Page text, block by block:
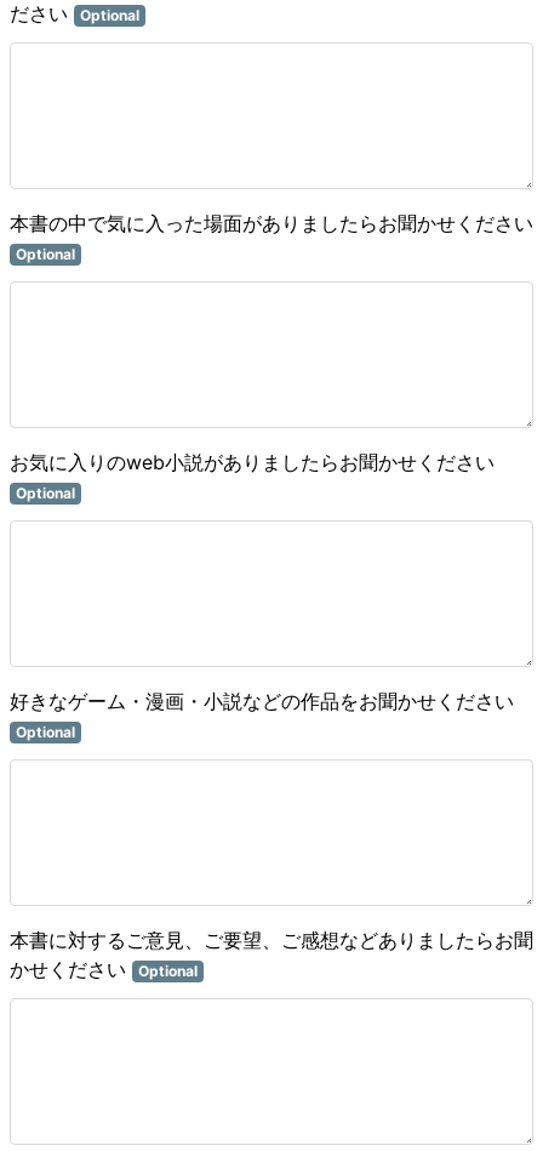
ださい
Optional
本書の中で気に入った場面がありましたらお聞かせください
Optional
お気に入りのweb小説がありましたらお聞かせください
Optional
好きなゲーム・漫画・小説などの作品をお聞かせください
Optional
本書に対するご意見、ご要望、ご感想などありましたらお聞
かせください
Optional